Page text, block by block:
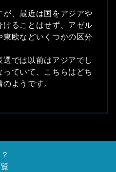
、最近は国をアジアや
ることはせず、アゼル
欧などいくつかの区分
では以前はアジアでし
ていて、こちらはどち
ようです。